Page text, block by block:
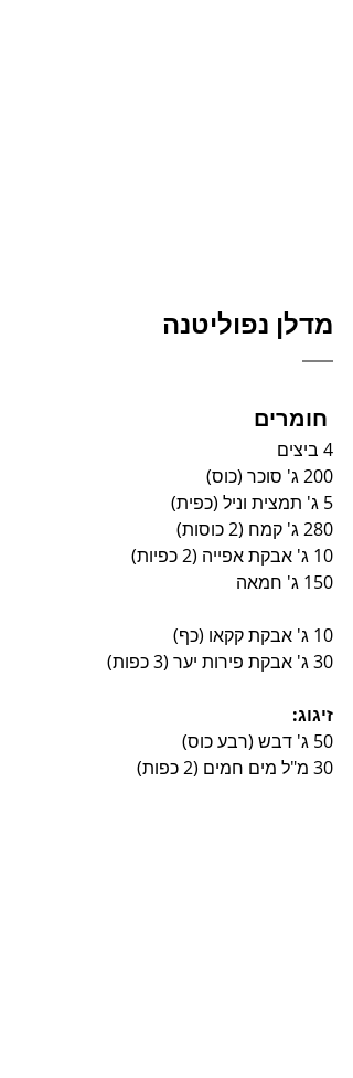
מדלן נפוליטנה
4 ביצים
200 ג' סוכר (כוס)
5 ג' תמצית וניל (כפית)
280 ג' קמח (2 כוסות)
10 ג' אבקת אפייה (2 כפיות)
150 ג' חמאה
10 ג' אבקת קקאו (כף)
30 ג' אבקת פירות יער (3 כפות)
זיגוג:
50 ג' דבש (רבע כוס)
30 מ"ל מים חמים (2 כפות)